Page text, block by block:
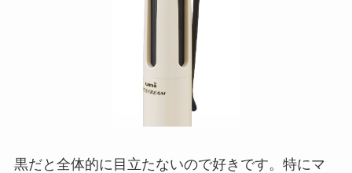
黒だと全体的に目立たないので好きです。特にマ